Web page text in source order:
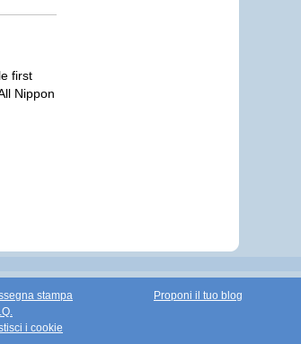
first
Nippon
stampa
i cookie
Proponi il tuo blog